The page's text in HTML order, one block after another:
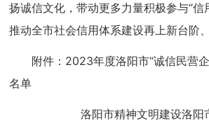
扬诚信文化，带动更多力量积极参与“信
推动全市社会信用体系建设再上新台阶
附件：2023年度洛阳市“诚信民营企
名单
洛阳市精神文明建设洛阳